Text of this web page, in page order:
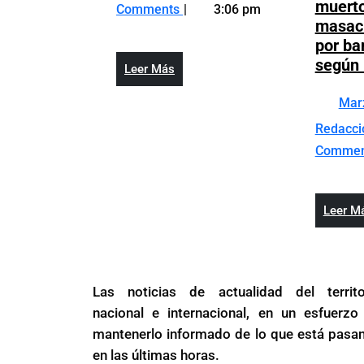
primera
arremetida
Comments
3:06 pm
Leer Más
Más
por
según
Leer
Las noticias de actualidad del
nacional e internacional, en un esfuerzo
mantenerlo informado de lo que está
en las últimas horas.